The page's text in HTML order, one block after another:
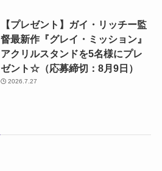
【プレゼント】ガイ・リッチー監
督最新作『グレイ・ミッション』
アクリルスタンドを5名様にプレ
ゼント☆（応募締切：8月9日）
2026.7.27